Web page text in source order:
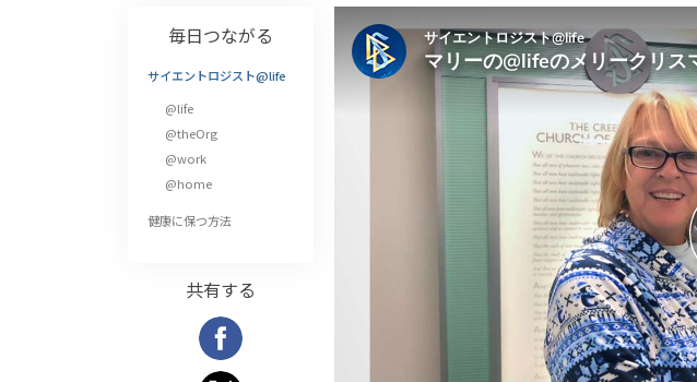
教会の内部
サイエントロジーの基本原理
ダイアネティックスの紹介
フリーウィンズ
サイエントロジーを
世界にもたらす
毎日つながる
サイエントロジスト@life
@life
@theOrg
@work
@home
健康に保つ方法
共有する